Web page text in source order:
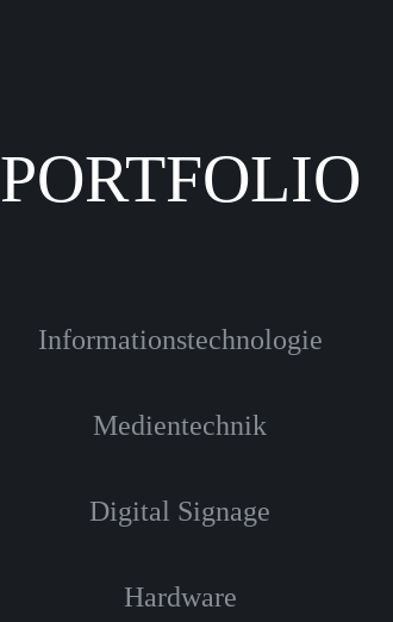
PORTFOLIO
Informationstechnologie
Medientechnik
Digital Signage
Hardware